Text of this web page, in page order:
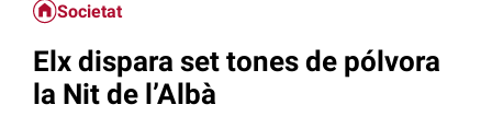
Societat
Elx dispara set tones de pólvora
la Nit de l’Albà